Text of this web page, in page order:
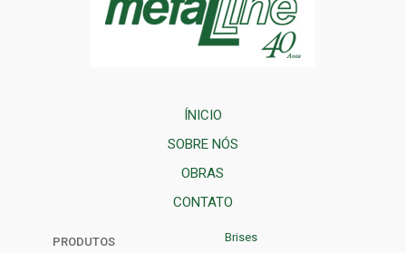
ÍNICIO
SOBRE NÓS
OBRAS
CONTATO
PRODUTOS Brises